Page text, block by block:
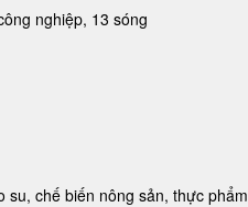
nghiệp, 13 sóng
su, chế biến nông sản, thực phẩm